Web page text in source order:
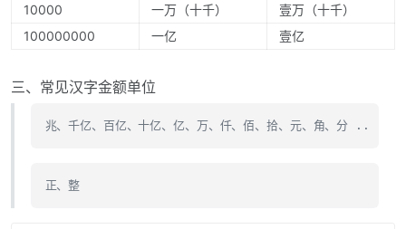
10000
一万（十千）
壹万（十千）
100000000
一亿 壹亿
三、常见汉字金额单位
兆、千亿、百亿、十亿、亿、万、仟、佰、拾、元、角、分 ..
正、整